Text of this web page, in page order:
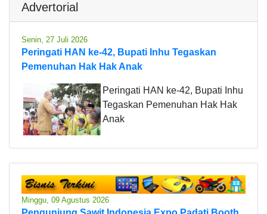
Advertorial
Senin, 27 Juli 2026
Peringati HAN ke-42, Bupati Inhu Tegaskan
Pemenuhan Hak Hak Anak
Peringati HAN ke-42, Bupati Inhu
Tegaskan Pemenuhan Hak Hak
Anak
Minggu, 09 Agustus 2026